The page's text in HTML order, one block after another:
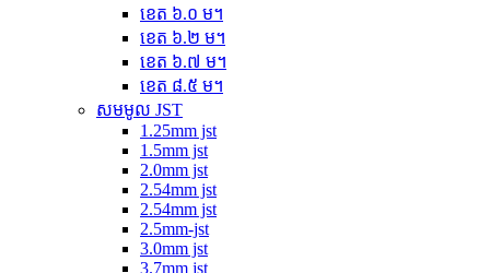
ខេត ៦.០ ម។
ខេត ៦.២ ម។
ខេត ៦.៧ ម។
ខេត ៨.៥ ម។
សមមូល JST
1.25mm jst
1.5mm jst
2.0mm jst
2.54mm jst
2.54mm jst
2.5mm-jst
3.0mm jst
3.7mm jst